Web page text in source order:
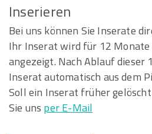
Inserieren
Bei uns können Sie Inserate
Ihr Inserat wird für 12 Monate
angezeigt. Nach Ablauf
Inserat automatisch aus dem
Soll ein Inserat früher
Sie uns per E-Mail